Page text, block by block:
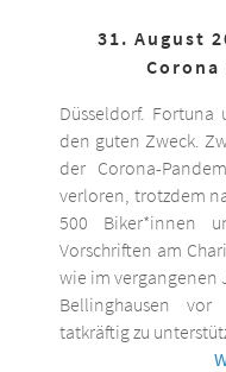
31. August
Düsseldorf. Fortuna
den guten Zweck.
der Corona-
verloren, trotzdem
500 Biker*innen
Vorschriften am
wie im vergangenen
Bellinghausen
tatkräftig zu